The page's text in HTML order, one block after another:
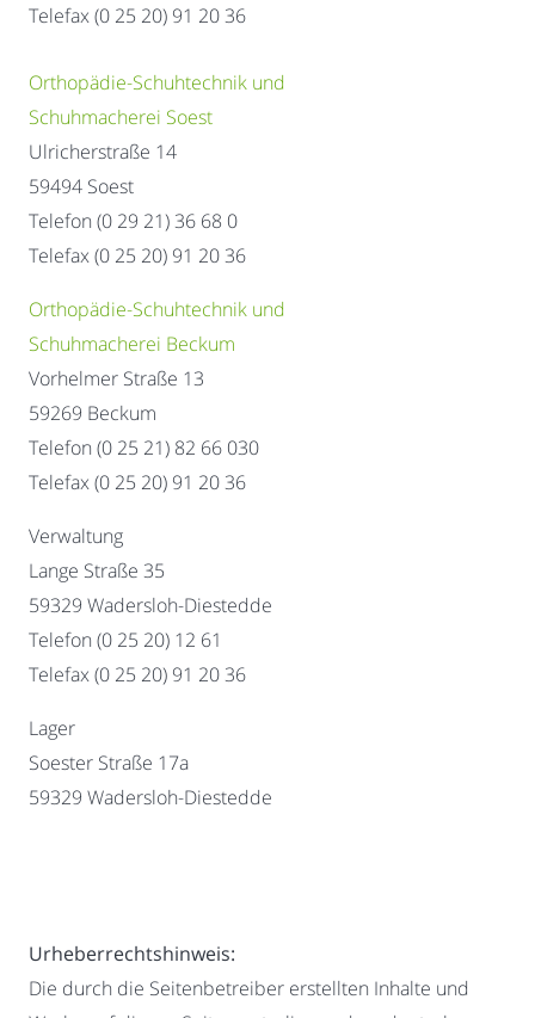
Telefax (0 25 20) 91 20 36
Orthopädie-Schuhtechnik und
Schuhmacherei Soest
Ulricherstraße 14
59494 Soest
Telefon (0 29 21) 36 68 0
Telefax (0 25 20) 91 20 36
Orthopädie-Schuhtechnik und
Schuhmacherei Beckum
Vorhelmer Straße 13
59269 Beckum
Telefon (0 25 21) 82 66 030
Telefax (0 25 20) 91 20 36
Verwaltung
Lange Straße 35
59329 Wadersloh-Diestedde
Telefon (0 25 20) 12 61
Telefax (0 25 20) 91 20 36
Lager
Soester Straße 17a
59329 Wadersloh-Diestedde
Urheberrechtshinweis:
Die durch die Seitenbetreiber erstellten Inhalte und